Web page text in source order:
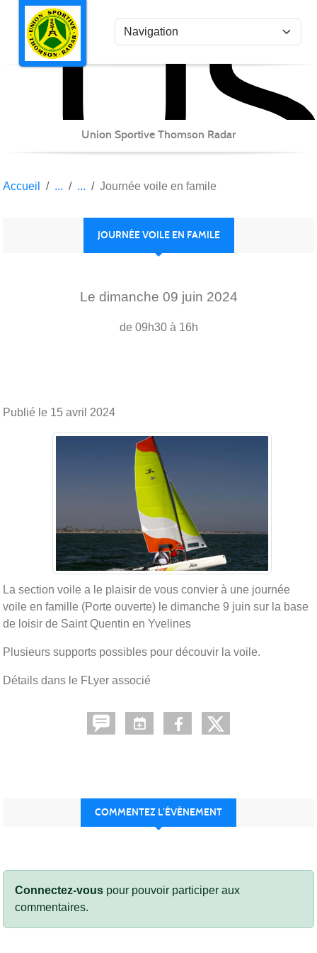
Union Sportive Thomson Radar
Accueil Journée voile en famile
JOURNÉE VOILE EN FAMILE
Le dimanche 09 juin 2024
de 09h30 à 16h
Publié le 15 avril 2024
La section voile a le plaisir de vous convier à une journée
voile en famille (Porte ouverte) le dimanche 9 juin sur la base
de loisir de Saint Quentin en Yvelines
Plusieurs supports possibles pour découvir la voile.
Détails dans le FLyer associé
COMMENTEZ L’ÉVÈNEMENT
Connectez-vous pour pouvoir participer aux
commentaires.
Panneau de gestion des cookies